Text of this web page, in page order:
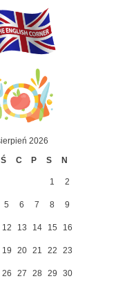
2026
Ś C P S N
1 2
5 6 7 8 9
12 13 14 15 16
19 20 21 22 23
26 27 28 29 30